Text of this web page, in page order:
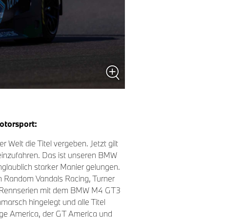
Welt die Titel vergeben. Jetzt gilt
Das ist unseren BMW
starker Manier gelungen.
Vandals Racing, Turner
mit dem BMW M4 GT3
hingelegt und alle Titel
America, der GT America und